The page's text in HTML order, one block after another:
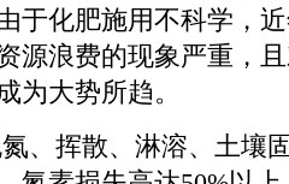
于化肥施用不科学，
源浪费的现象严重，
为大势所趋。
、挥散、淋溶、土壤